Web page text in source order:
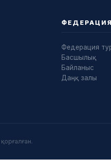
ФЕДЕРАЦИЯ
Федерация
Басшылық
Байланыс
Даңқ залы